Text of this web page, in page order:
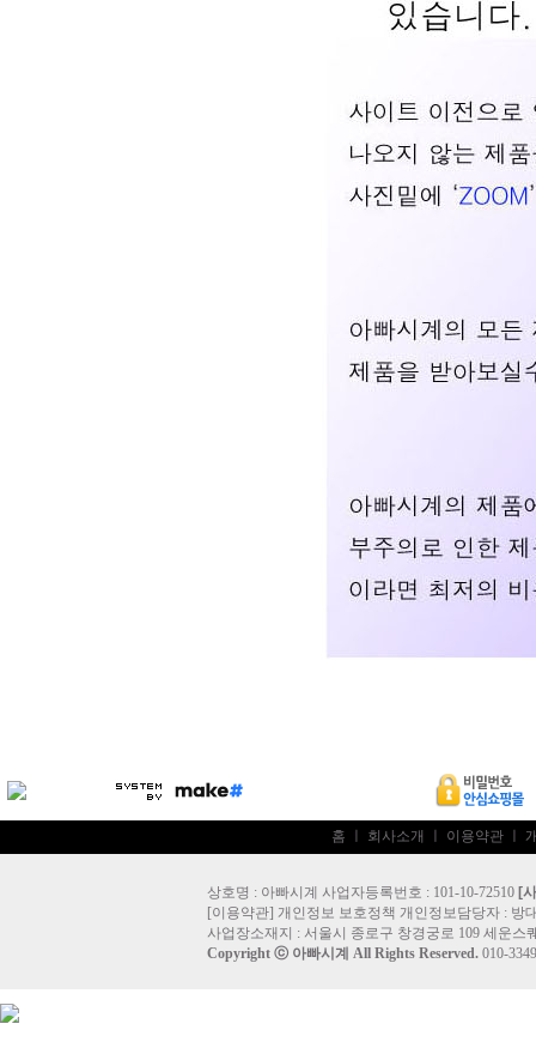
홈 회사소개 이용약관
상호명 : 아빠시계 사업자등록번호 : 101-10-72510 [
[이용약관] 개인정보 보호정책 개인정보담당자 : 방
사업장소재지 : 서울시 종로구 창경궁로 109 세운스
Copyright ⓒ 아빠시계 All Rights Reserved. 010-